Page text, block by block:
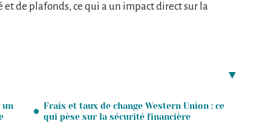
de plafonds, ce qui a un impact direct sur la
un
Frais et taux de change Western Union : ce
qui pèse sur la sécurité financière